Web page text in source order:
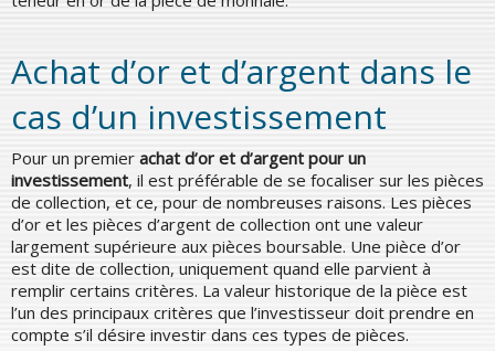
Achat d’or et d’argent dans le
cas d’un investissement
Pour un premier achat d’or et d’argent pour un
investissement, il est préférable de se focaliser sur les pièces
de collection, et ce, pour de nombreuses raisons. Les pièces
d’or et les pièces d’argent de collection ont une valeur
largement supérieure aux pièces boursable. Une pièce d’or
est dite de collection, uniquement quand elle parvient à
remplir certains critères. La valeur historique de la pièce est
l’un des principaux critères que l’investisseur doit prendre en
compte s’il désire investir dans ces types de pièces.